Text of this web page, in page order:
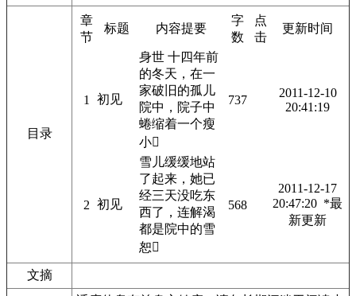
目录
章
节
标题 内容提要
字
数
点
击
更新时间
1 初见
身世 十四年前
的冬天，在一
家破旧的孤儿
院中，院子中
蜷缩着一个瘦
小
737
2011-12-10
20:41:19
2 初见
雪儿缓缓地站
了起来，她已
经三天没吃东
西了，连解渴
都是院中的雪
恕
568
2011-12-17
20:47:20 *最
新更新
文摘